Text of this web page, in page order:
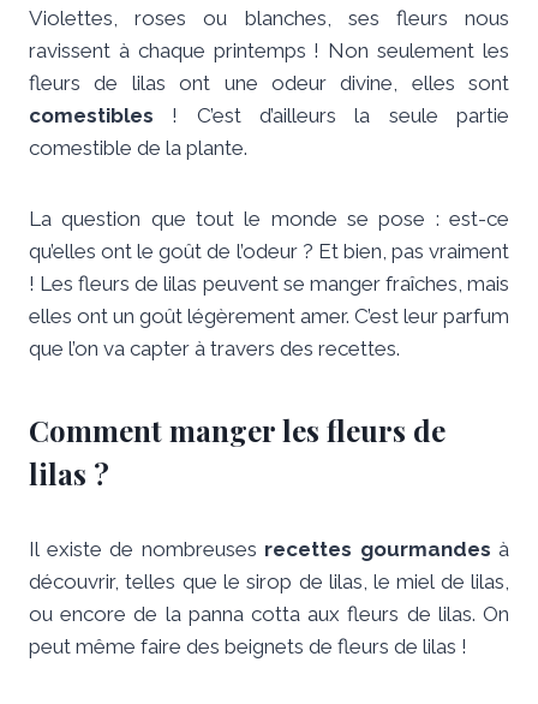
Violettes, roses ou blanches, ses fleurs nous
ravissent à chaque printemps ! Non seulement les
fleurs de lilas ont une odeur divine, elles sont
comestibles ! C’est d’ailleurs la seule partie
comestible de la plante.
La question que tout le monde se pose : est-ce
qu’elles ont le goût de l’odeur ? Et bien, pas vraiment
! Les fleurs de lilas peuvent se manger fraîches, mais
elles ont un goût légèrement amer. C’est leur parfum
que l’on va capter à travers des recettes.
Comment manger les fleurs de
lilas ?
Il existe de nombreuses recettes gourmandes à
découvrir, telles que le sirop de lilas, le miel de lilas,
ou encore de la panna cotta aux fleurs de lilas. On
peut même faire des beignets de fleurs de lilas !